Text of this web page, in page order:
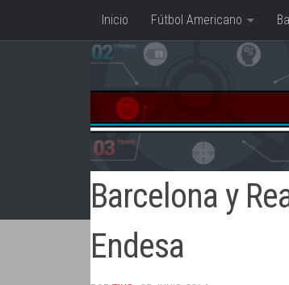
Saltar al contenido
Inicio Fútbol Americano
Barcelona y
Endesa